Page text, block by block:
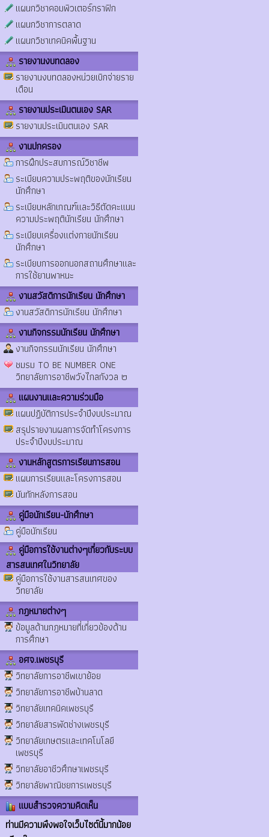
แผนกวิชาคอมพิวเตอร์กราฟิก
แผนกวิชาการตลาด
แผนกวิชาเทคนิคพื้นฐาน
รายงานงบทดลอง
รายงานงบทดลองหน่วยเบิกจ่ายราย
เดือน
รายงานประเมินตนเอง SAR
รายงานประเมินตนเอง SAR
งานปกครอง
การฝึกประสบการณ์วิชาชีพ
ระเบียบความประพฤติของนักเรียน
นักศึกษา
ระเบียบหลักเกณฑ์และวิธีตัดคะแนน
ความประพฤตินักเรียน นักศึกษา
ระเบียบเครื่องแต่งกายนักเรียน
นักศึกษา
ระเบียบการออกนอกสถานศึกษาและ
การใช้ยานพาหนะ
งานสวัสดิการนักเรียน นักศึกษา
งานสวัสดิการนักเรียน นักศึกษา
งานกิจกรรมนักเรียน นักศึกษา
งานกิจกรรมนักเรียน นักศึกษา
ชมรม TO BE NUMBER ONE
วิทยาลัยการอาชีพวังไกลกังวล ๒
แผนงานและความร่วมมือ
แผนปฏิบัติการประจำปีงบประมาณ
สรุปรายงานผลการจัดทำโครงการ
ประจำปีงบประมาณ
งานหลักสูตรการเรียนการสอน
แผนการเรียนและโครงการสอน
บันทักหลังการสอน
คู่มือนักเรียน-นักศึกษา
คู่มือนักเรียน
คู่มือการใช้งานต่างๆเกี่ยวกับระบบ
สารสนเทศในวิทยาลัย
คู่มือการใช้งานสารสนเทศของ
วิทยาลัย
กฎหมายต่างๆ
ข้อมูลด้านกฎหมายที่เกี่ยวข้องด้าน
การศึกษา
อศจ.เพชรบุรี
วิทยาลัยการอาชีพเขาย้อย
วิทยาลัยการอาชีพบ้านลาด
วิทยาลัยเทคนิคเพชรบุรี
วิทยาลัยสารพัดช่างเพชรบุรี
วิทยาลัยเกษตรและเทคโนโลยี
เพชรบุรี
วิทยาลัยอาชีวศึกษาเพชรบุรี
วิทยาลัยพาณิชยการเพชรบุรี
แบบสำรวจความคิดเห็น
ท่านมีความพึงพอใจเว็บไซต์นี้มากน้อย